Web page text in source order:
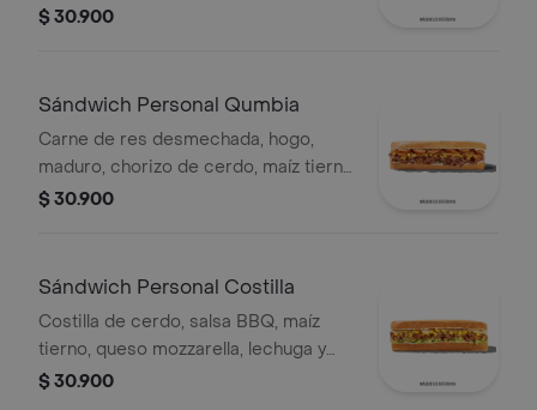
calada asada, cebolla blanca y
$ 30.900
Sándwich Personal Qumbia
Carne de res desmechada, hogo,
maduro, chorizo de cerdo, maíz tierno
y salsa Qbano.
$ 30.900
Sándwich Personal Costilla
Costilla de cerdo, salsa BBQ, maíz
tierno, queso mozzarella, lechuga y
salsa Qbano.
$ 30.900